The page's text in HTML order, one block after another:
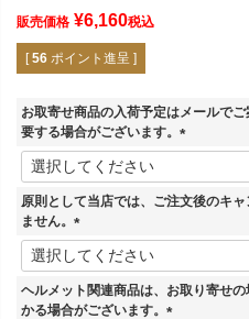
販売価格 ¥6,160税込
[ 56 ポイント進呈 ]
お取寄せ商品の入荷予定はメールで
要する場合がございます。
(
須
原則として当店では、ご注文後のキ
ません。
(
必
須
)
ヘルメット関連商品は、お取り寄せ
かる場合がございます。